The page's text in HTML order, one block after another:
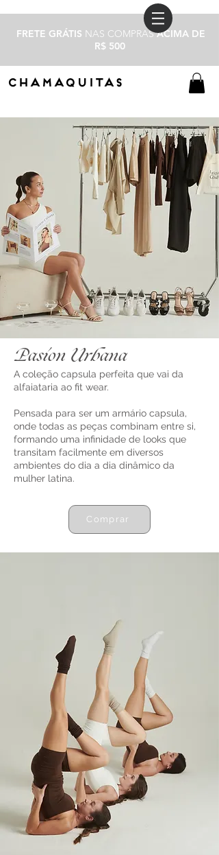
FRETE GRÁTIS NAS COMPRASACIMA DE
R$ 500
CHAMAQUITAS
Pasion Urbana
A coleção capsula perfeita que vai da
alfaiataria ao fit wear.
Pensada para ser um armário capsula,
onde todas as peças combinam entre si,
formando uma infinidade de looks que
transitam facilmente em diversos
ambientes do dia a dia dinâmico da
mulher latina.
Comprar